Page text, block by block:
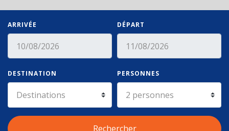
ARRIVÉE DÉPART
DESTINATION PERSONNES